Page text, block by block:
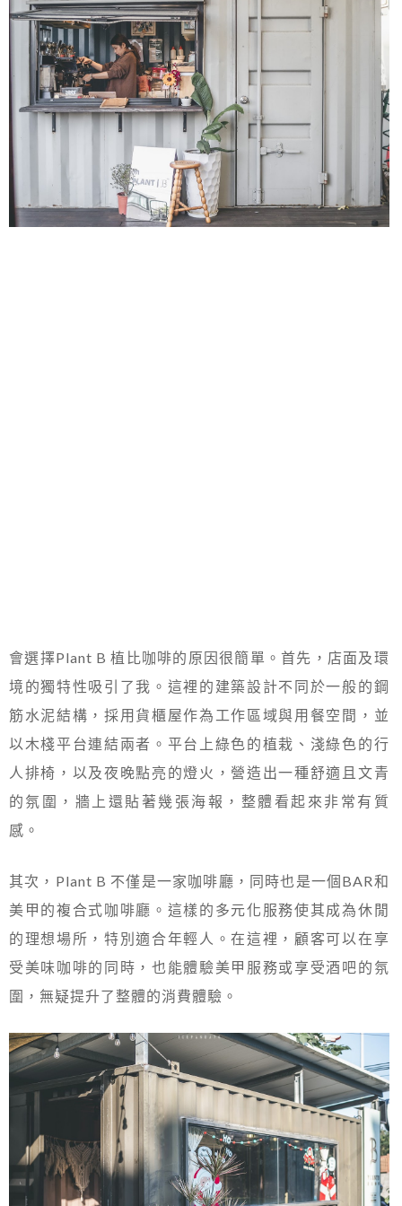
會選擇Plant B 植比咖啡的原因很簡單。首先，店面及環
境的獨特性吸引了我。這裡的建築設計不同於一般的鋼
筋水泥結構，採用貨櫃屋作為工作區域與用餐空間，並
以木棧平台連結兩者。平台上綠色的植栽、淺綠色的行
人排椅，以及夜晚點亮的燈火，營造出一種舒適且文青
的氛圍，牆上還貼著幾張海報，整體看起來非常有質
感。
其次，Plant B 不僅是一家咖啡廳，同時也是一個BAR和
美甲的複合式咖啡廳。這樣的多元化服務使其成為休閒
的理想場所，特別適合年輕人。在這裡，顧客可以在享
受美味咖啡的同時，也能體驗美甲服務或享受酒吧的氛
圍，無疑提升了整體的消費體驗。